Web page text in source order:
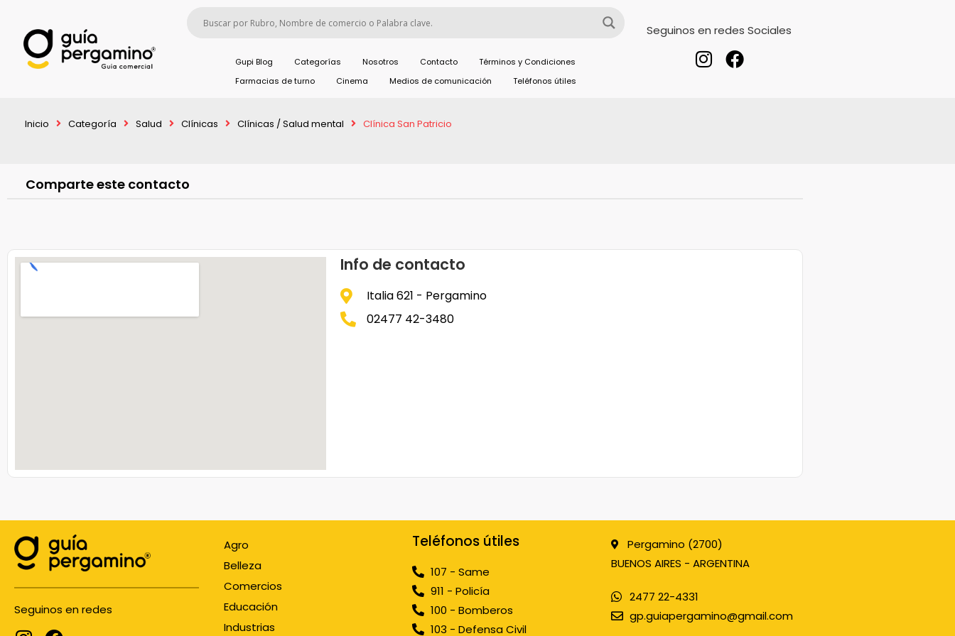
Gupi Blog Categorías Nosotros Contacto
Términos y Condiciones
Farmacias de turno
Cinema Medios de comunicación Teléfonos útiles
Seguinos en redes Sociales
Inicio Categoría Salud Clínicas Clínicas / Salud mental Clínica San Patricio
Comparte este contacto
Info de contacto
Italia 621 - Pergamino
02477 42-3480
Seguinos en redes
Agro
Belleza
Comercios
Educación
Industrias
Teléfonos útiles
107 - Same
911 - Policía
100 - Bomberos
103 - Defensa Civil
Pergamino (2700)
BUENOS AIRES - ARGENTINA
2477 22-4331
gp.guiapergamino@gmail.com